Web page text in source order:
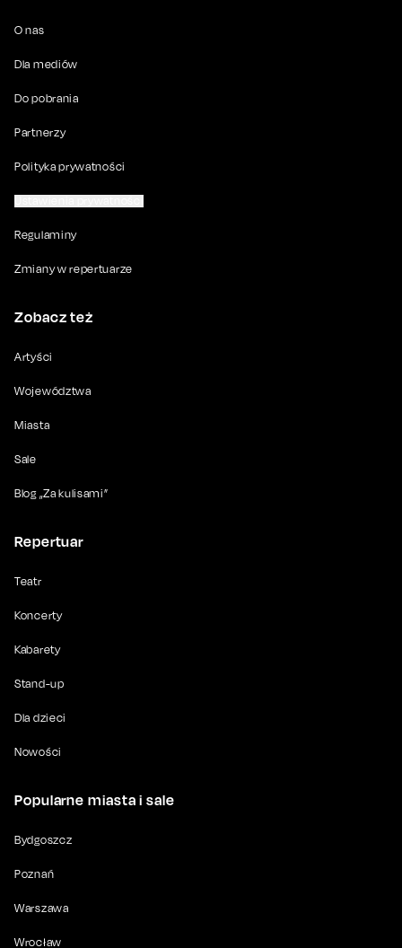
O nas
Dla mediów
Do pobrania
Partnerzy
Polityka prywatności
Regulaminy
Zmiany w repertuarze
Zobacz też
Artyści
Województwa
Miasta
Sale
Blog „Za kulisami”
Repertuar
Teatr
Koncerty
Kabarety
Stand-up
Dla dzieci
Nowości
Popularne miasta i sale
Bydgoszcz
Poznań
Warszawa
Wrocław